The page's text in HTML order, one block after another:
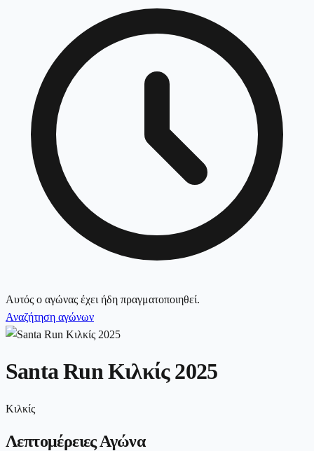
Αυτός ο αγώνας έχει ήδη πραγματοποιηθεί.
Αναζήτηση αγώνων
Santa Run Κιλκίς 2025
Κιλκίς
Λεπτομέρειες Αγώνα